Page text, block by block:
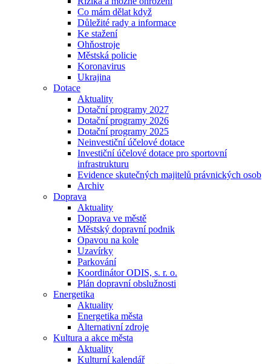
Co mám dělat když
Důležité rady a informace
Ke stažení
Ohňostroje
Městská policie
Koronavirus
Ukrajina
Dotace
Aktuality
Dotační programy 2027
Dotační programy 2026
Dotační programy 2025
Neinvestiční účelové dotace
Investiční účelové dotace pro sportovní
infrastrukturu
Evidence skutečných majitelů právnických osob
Archiv
Doprava
Aktuality
Doprava ve městě
Městský dopravní podnik
Opavou na kole
Uzavírky
Parkování
Koordinátor ODIS, s. r. o.
Plán dopravní obslužnosti
Energetika
Aktuality
Energetika města
Alternativní zdroje
Kultura a akce města
Aktuality
Kulturní kalendář